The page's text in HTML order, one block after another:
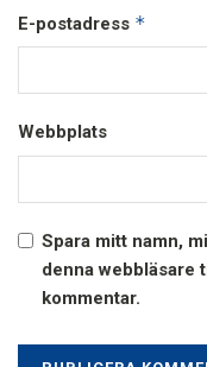
E-postadress *
Webbplats
Spara mitt namn,
denna webbläsare
kommentar.